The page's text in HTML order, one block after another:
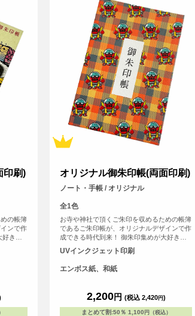
印刷)
の帳簿
ンで作
きな
して
好き
すめで
の人
帳で
オリジナル御朱印帳(両面印刷)
ノート・手帳 / オリジナル
全1色
お寺や神社で頂くご朱印を収めるための帳簿
であるご朱印帳が、オリジナルデザインで作
成できる時代到来！ 御朱印集めが大好きな
方、自分で作ったデザインをプリントして
MYご朱印帳が作れます！ご朱印集めが好き
な友だちへのプレゼントなどにもおすすめで
す！1点から作成可能で、初詣などで他の人
<br> ※こちらは小さいサイズの御朱印帳で
す。
UVインクジェット印刷
エンボス紙、和紙
2,200円 (税込 2,420円)
まとめて割:50％ 1,100 円（税込）